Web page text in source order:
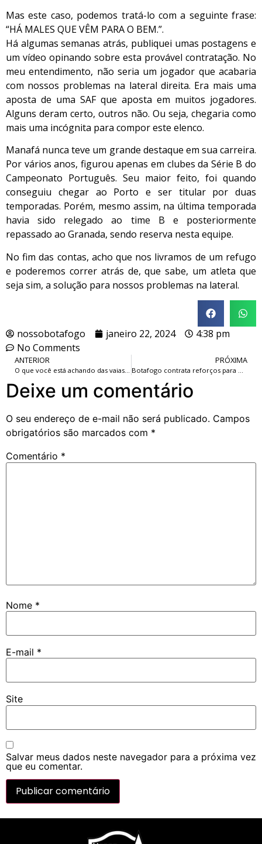
Mas este caso, podemos tratá-lo com a seguinte frase:
“HÁ MALES QUE VÊM PARA O BEM.”.
Há algumas semanas atrás, publiquei umas postagens e
um vídeo opinando sobre esta provável contratação. No
meu entendimento, não seria um jogador que acabaria
com nossos problemas na lateral direita. Era mais uma
aposta de uma SAF que aposta em muitos jogadores.
Alguns deram certo, outros não. Ou seja, chegaria como
mais uma incógnita para compor este elenco.
Manafá nunca teve um grande destaque em sua carreira.
Por vários anos, figurou apenas em clubes da Série B do
Campeonato Português. Seu maior feito, foi quando
conseguiu chegar ao Porto e ser titular por duas
temporadas. Porém, mesmo assim, na última temporada
havia sido relegado ao time B e posteriormente
repassado ao Granada, sendo reserva nesta equipe.
No fim das contas, acho que nos livramos de um refugo
e poderemos correr atrás de, que sabe, um atleta que
seja sim, a solução para nossos problemas na lateral.
nossobotafogo janeiro 22, 2024
4:38 pm
No Comments
ANTERIOR
O que você está achando das vaias direcionadas a Marlon Freitas, Eduardo e Marçal?
PRÓXIMA
Botafogo contrata reforços para o time feminino de Beach Soccer.
Deixe um comentário
O seu endereço de e-mail não será publicado. Campos
obrigatórios são marcados com *
Comentário *
Nome *
E-mail *
Site
Salvar meus dados neste navegador para a próxima vez
que eu comentar.